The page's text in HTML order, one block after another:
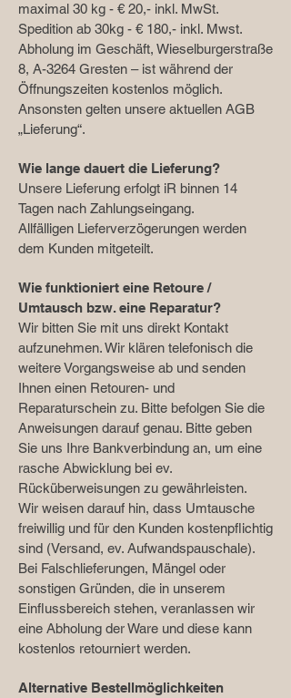
maximal 30 kg - € 20,- inkl. MwSt.
Spedition ab 30kg - € 180,- inkl. Mwst.
Abholung im Geschäft, Wieselburgerstraße
8, A-3264 Gresten – ist während der
Öffnungszeiten kostenlos möglich.
Ansonsten gelten unsere aktuellen AGB
„Lieferung“.
Wie lange dauert die Lieferung?
Unsere Lieferung erfolgt iR binnen 14
Tagen nach Zahlungseingang.
Allfälligen Lieferverzögerungen werden
dem Kunden mitgeteilt.
Wie funktioniert eine Retoure /
Umtausch bzw. eine Reparatur?
Wir bitten Sie mit uns direkt Kontakt
aufzunehmen. Wir klären telefonisch die
weitere Vorgangsweise ab und senden
Ihnen einen Retouren- und
Reparaturschein zu. Bitte befolgen Sie die
Anweisungen darauf genau. Bitte geben
Sie uns Ihre Bankverbindung an, um eine
rasche Abwicklung bei ev.
Rücküberweisungen zu gewährleisten.
Wir weisen darauf hin, dass Umtausche
freiwillig und für den Kunden kostenpflichtig
sind (Versand, ev. Aufwandspauschale).
Bei Falschlieferungen, Mängel oder
sonstigen Gründen, die in unserem
Einflussbereich stehen, veranlassen wir
eine Abholung der Ware und diese kann
kostenlos retourniert werden.
Alternative Bestellmöglichkeiten